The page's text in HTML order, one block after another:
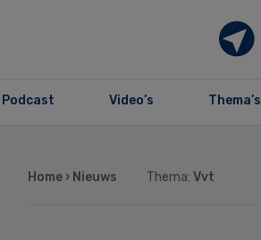
Podcast Video’s Thema’s
Home › Nieuws Thema:Vvt